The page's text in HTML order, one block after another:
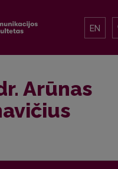
EN
Arūnas